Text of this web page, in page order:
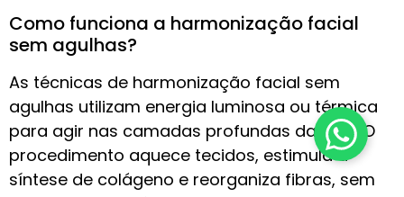
Como funciona a harmonização facial
sem agulhas?
As técnicas de harmonização facial sem
agulhas utilizam energia luminosa ou térmica
para agir nas camadas profundas da pele. O
procedimento aquece tecidos, estimula a
síntese de colágeno e reorganiza fibras, sem